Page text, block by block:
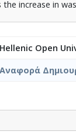
the increase in
Hellenic Open
Αναφορά